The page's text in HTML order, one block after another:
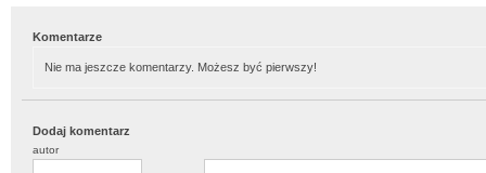
Komentarze
Nie ma jeszcze komentarzy. Możesz być pierwszy!
Dodaj komentarz
autor